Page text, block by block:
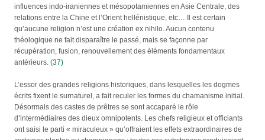
influences indo-iraniennes et mésopotamiennes en Asie Centrale, des
relations entre la Chine et l’Orient hellénistique, etc… Il est certain
qu’aucune religion n’est une création ex nihilo. Aucun contenu
théologique ne fait disparaître le passé, mais se façonne par
récupération, fusion, renouvellement des éléments fondamentaux
antérieurs. (37)
L’essor des grandes religions historiques, dans lesquelles les dogmes
écrits fixent le surnaturel, a fait reculer les formes du chamanisme initial.
Désormais des castes de prêtres se sont accaparé le rôle
d’intermédiaires des dieux omnipotents. Les chefs religieux et officiants
ont saisi le parti « miraculeux » qu’offraient les effets extraordinaires de